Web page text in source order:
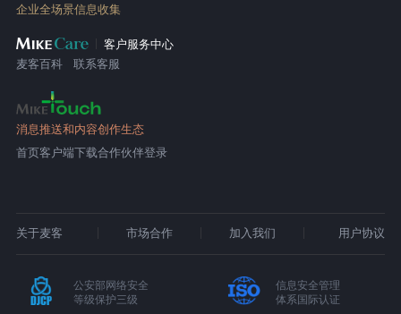
企业全场景信息收集
客户服务中心
麦客百科
联系客服
消息推送和内容创作生态
首页客户端下载合作伙伴登录
关于麦客 市场合作 加入我们 用户协议
公安部网络安全
等级保护三级
信息安全管理
体系国际认证